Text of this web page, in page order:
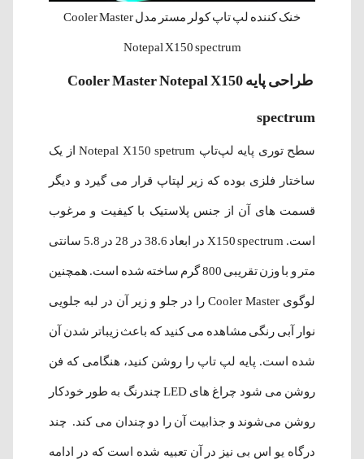
خنک کننده لپ تاپ کولر مستر مدل Cooler Master
Notepal X150 spectrum
طراحی پایه Cooler Master Notepal X150
spectrum
سطح توری پایه لپ‌تاپ Notepal X150 spetrum از یک
ساختار فلزی بوده که زیر لپتاپ قرار می گیرد و دیگر
قسمت های آن از جنس پلاستیک با کیفیت و مرغوب
است. X150 spectrum در ابعاد 38.6 در 28 در 5.8 سانتی
متر و با وزن تقریبی 800 گرم ساخته شده است. همچنین
لوگوی Cooler Master را در جلو و زیر آن در لبه جلویی
نوار آبی رنگی مشاهده می کنید که باعث زیباتر شدن آن
شده است. پایه لپ تاپ را روشن کنید، هنگامی که فن
روشن می شود چراغ های LED چندرنگ به طور خودکار
روشن می‌شوند و جذابیت آن را دو چندان می کند. چند
درگاه یو اس بی نیز در آن تعبیه شده است که در ادامه